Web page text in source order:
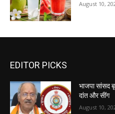
August 10,
EDITOR PICKS
भाजपा सांसद
दांत और सींग
August 10,